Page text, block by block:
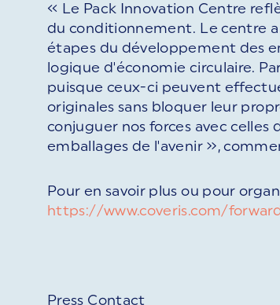
« Le Pack Innovation Centre
du conditionnement. Le centre
étapes du développement des
logique d'économie circulaire.
puisque ceux-ci peuvent
originales sans bloquer leur
conjuguer nos forces avec
emballages de l'avenir »,
Pour en savoir plus ou pour
https://www.coveris.com/
Press Contact